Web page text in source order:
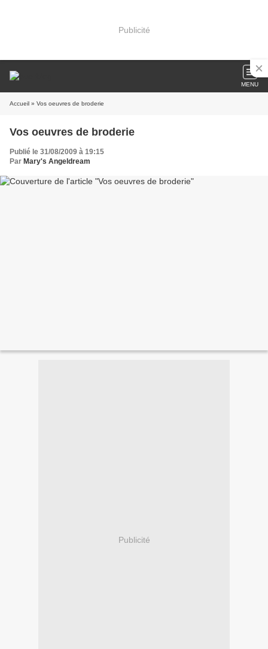
Publicité
MENU
Accueil » Vos oeuvres de broderie
Vos oeuvres de broderie
Publié le 31/08/2009 à 19:15
Par Mary's Angeldream
Publicité